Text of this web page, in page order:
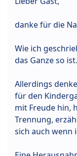
danke für die
Wie ich
das Ganze so
Allerdings
für den
mit Freude hin,
Trennung,
sich auch wenn